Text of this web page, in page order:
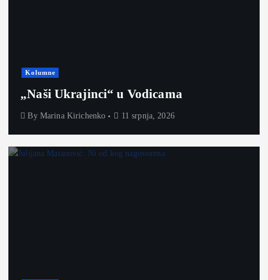
Kolumne
„Naši Ukrajinci“ u Vodicama
By Marina Kirichenko 11 srpnja, 2026